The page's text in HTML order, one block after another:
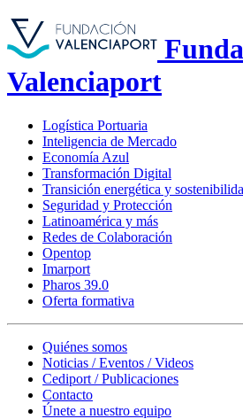
Valenciaport
Logística Portuaria
Inteligencia de Mercado
Economía Azul
Transformación Digital
Transición energética y
Seguridad y Protección
Latinoamérica y más
Redes de Colaboración
Opentop
Imarport
Pharos 39.0
Oferta formativa
Quiénes somos
Noticias / Eventos / Videos
Cediport / Publicaciones
Contacto
Únete a nuestro equipo